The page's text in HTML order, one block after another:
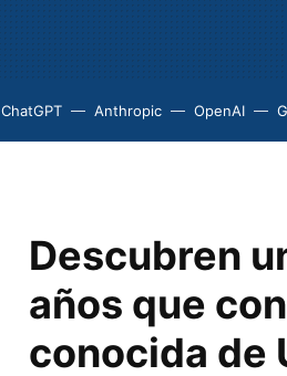
ChatGPT Anthropic OpenAI
Descubren
años que
conocida de